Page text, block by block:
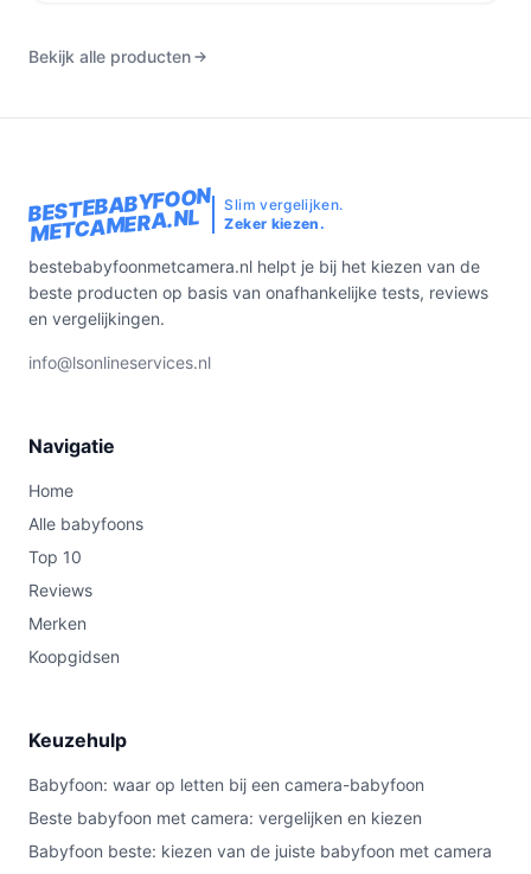
Bekijk alle producten
BESTEBABYFOON
METCAMERA.NL
Slim vergelijken.
Zeker kiezen.
bestebabyfoonmetcamera.nl helpt je bij het kiezen van de
beste producten op basis van onafhankelijke tests, reviews
en vergelijkingen.
info@lsonlineservices.nl
Navigatie
Home
Alle babyfoons
Top 10
Reviews
Merken
Koopgidsen
Keuzehulp
Babyfoon: waar op letten bij een camera-babyfoon
Beste babyfoon met camera: vergelijken en kiezen
Babyfoon beste: kiezen van de juiste babyfoon met camera